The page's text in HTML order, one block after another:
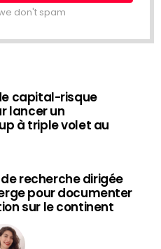
don't spam
capital-risque
lancer un
à triple volet au
recherche dirigée
pour documenter
sur le continent